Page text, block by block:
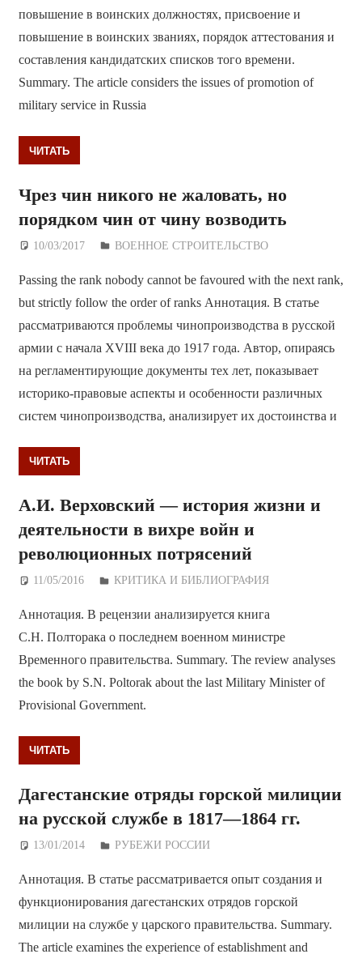
повышение в воинских должностях, присвоение и
повышение в воинских званиях, порядок аттестования и
составления кандидатских списков того времени.
Summary. The article considers the issues of promotion of
military service in Russia
ЧИТАТЬ
Чрез чин никого не жаловать, но
порядком чин от чину возводить
10/03/2017 Дежурный по Редакции
ВОЕННОЕ СТРОИТЕЛЬСТВО
Passing the rank nobody cannot be favoured with the next rank,
but strictly follow the order of ranks Аннотация. В статье
рассматриваются проблемы чинопроизводства в русской
армии с начала XVIII века до 1917 года. Автор, опираясь
на регламентирующие документы тех лет, показывает
историко-правовые аспекты и особенности различных
систем чинопроизводства, анализирует их достоинства и
ЧИТАТЬ
А.И. Верховский — история жизни и
деятельности в вихре войн и
революционных потрясений
11/05/2016 Дежурный по Редакции
КРИТИКА И БИБЛИОГРАФИЯ
Аннотация. В рецензии анализируется книга
С.Н. Полторака о последнем военном министре
Временного правительства. Summary. The review analyses
the book by S.N. Poltorak about the last Military Minister of
Provisional Government.
ЧИТАТЬ
Дагестанские отряды горской милиции
на русской службе в 1817—1864 гг.
13/01/2014 Дежурный по Редакции
РУБЕЖИ РОССИИ
Аннотация. В статье рассматривается опыт создания и
функционирования дагестанских отрядов горской
милиции на службе у царского правительства. Summary.
The article examines the experience of establishment and